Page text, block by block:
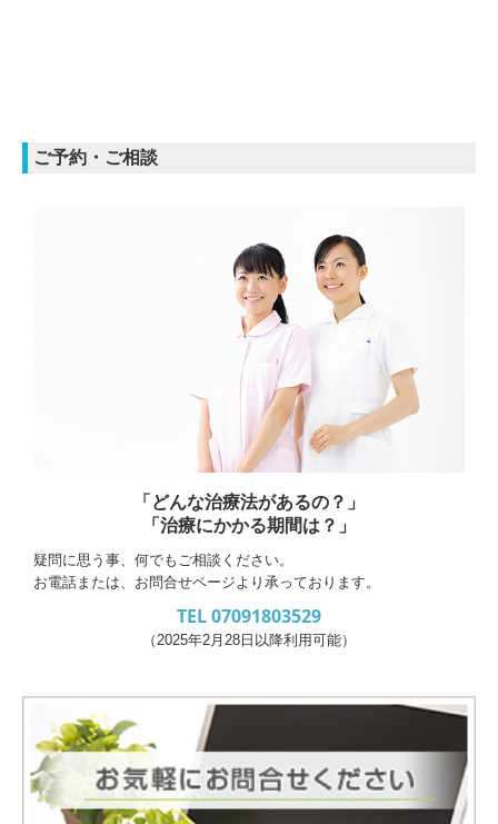
ご予約・ご相談
「どんな治療法があるの？」
「治療にかかる期間は？」
疑問に思う事、何でもご相談ください。
お電話または、お問合せページより承っております。
TEL07091803529
（2025年2月28日以降利用可能）